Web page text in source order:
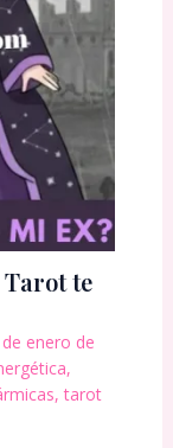
Tarot te
enero de
,
,tarot